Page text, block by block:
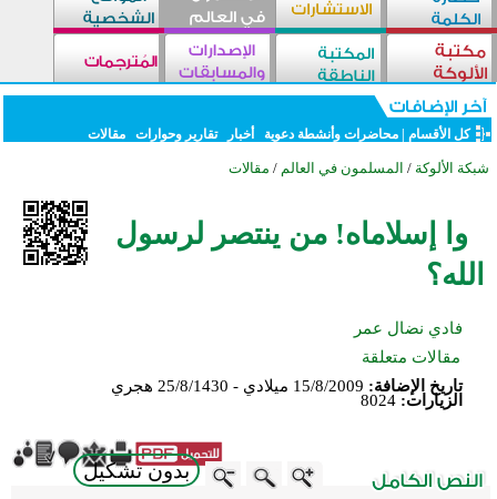
كل الأقسام |محاضرات وأنشطة دعوية أخبار تقارير وحوارات مقالات
شبكة الألوكة / المسلمون في العالم / مقالات
وا إسلاماه! من ينتصر لرسول
الله؟
فادي نضال عمر
مقالات متعلقة
تاريخ الإضافة: 15/8/2009 ميلادي - 25/8/1430 هجري
الزيارات: 8024
بدون تشكيل